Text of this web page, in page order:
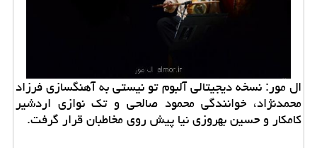
ال مور: نسخه دیجیتالی آلبوم تو نیستی به آهنگسازی فرزاد
محمدنژاد، خوانندگی محمود صالحی و تک نوازی اردشیر
کامکار و حسین بهروزی نیا پیش روی مخاطبان قرار گرفت.